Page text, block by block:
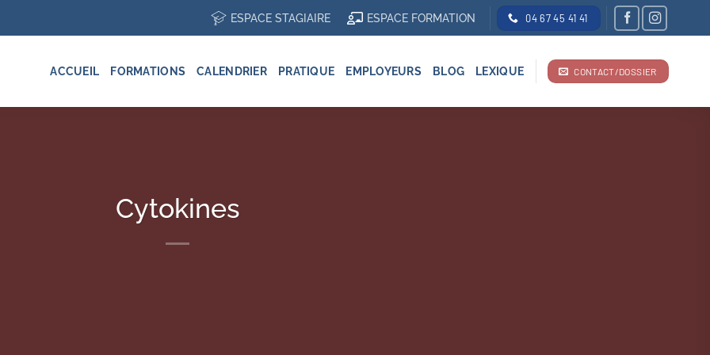
ESPACE STAGIAIRE ESPACE FORMATION 04 67 45 41 41
ACCUEIL FORMATIONS CALENDRIER PRATIQUE EMPLOYEURS BLOG LEXIQUE CONTACT/DOSSIER
Cytokines